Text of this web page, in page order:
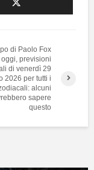
di Paolo Fox
previsioni
di venerdì 29
2026 per tutti i
alcuni
sapere
questo